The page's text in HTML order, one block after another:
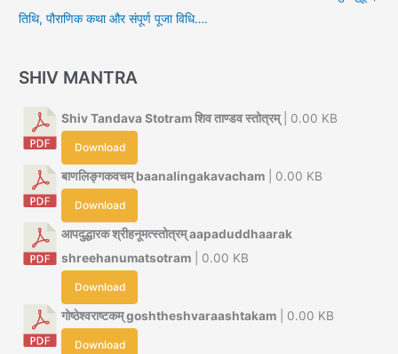
तिथि, पौराणिक कथा और संपूर्ण पूजा विधि….
SHIV MANTRA
Shiv Tandava Stotram शिव ताण्डव स्तोत्रम्| 0.00 KB
Download
बाणलिङ्गकवचम् baanalingakavacham | 0.00 KB
Download
आपदुद्धारक श्रीहनूमत्स्तोत्रम् aapaduddhaarak
shreehanumatsotram | 0.00 KB
Download
गोष्ठेश्वराष्टकम् goshtheshvaraashtakam | 0.00 KB
Download